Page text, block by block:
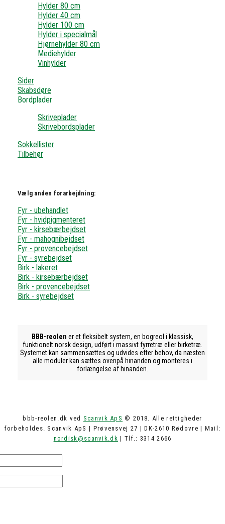
Hylder 80 cm
Hylder 40 cm
Hylder 100 cm
Hylder i specialmål
Hjørnehylder 80 cm
Mediehylder
Vinhylder
Sider
Skabsdøre
Bordplader
Skriveplader
Skrivebordsplader
Sokkellister
Tilbehør
Vælg anden forarbejdning:
Fyr - ubehandlet
Fyr - hvidpigmenteret
Fyr - kirsebærbejdset
Fyr - mahognibejdset
Fyr - provencebejdset
Fyr - syrebejdset
Birk - lakeret
Birk - kirsebærbejdset
Birk - provencebejdset
Birk - syrebejdset
BBB-reolen er et fleksibelt system, en bogreol i klassisk,
funktionelt norsk design, udført i massivt fyrretræ eller birketræ.
Systemet kan sammensættes og udvides efter behov, da næsten
alle moduler kan sættes ovenpå hinanden og monteres i
forlængelse af hinanden.
bbb-reolen.dk ved Scanvik ApS © 2018. Alle rettigheder
forbeholdes. Scanvik ApS | Prøvensvej 27 | DK-2610 Rødovre | Mail:
nordisk@scanvik.dk | Tlf.: 3314 2666